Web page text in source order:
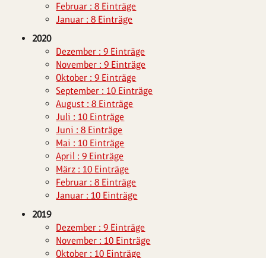
Februar : 8 Einträge
Januar : 8 Einträge
2020
Dezember : 9 Einträge
November : 9 Einträge
Oktober : 9 Einträge
September : 10 Einträge
August : 8 Einträge
Juli : 10 Einträge
Juni : 8 Einträge
Mai : 10 Einträge
April : 9 Einträge
März : 10 Einträge
Februar : 8 Einträge
Januar : 10 Einträge
2019
Dezember : 9 Einträge
November : 10 Einträge
Oktober : 10 Einträge